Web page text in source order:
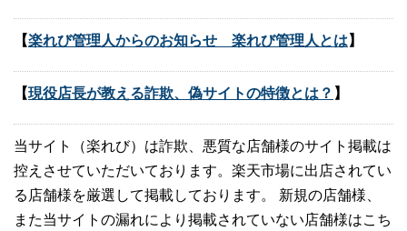
【楽れび管理人からのお知らせ 楽れび管理人とは 】
【現役店長が教える詐欺、偽サイトの特徴とは？ 】
当サイト（楽れび）は詐欺、悪質な店舗様のサイト掲載は
控えさせていただいております。楽天市場に出店されてい
る店舗様を厳選して掲載しております。 新規の店舗様、
また当サイトの漏れにより掲載されていない店舗様はこち